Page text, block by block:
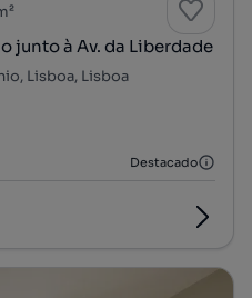
junto à Av. da Liberdade
Lisboa, Lisboa
Destacado